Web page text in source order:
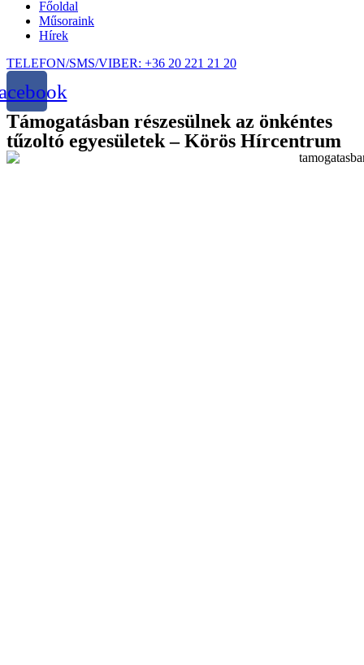
Főoldal
Műsoraink
Hírek
TELEFON/SMS/VIBER: +36 20 221 21 20
Támogatásban részesülnek az önkéntes
tűzoltó egyesületek – Körös Hírcentrum